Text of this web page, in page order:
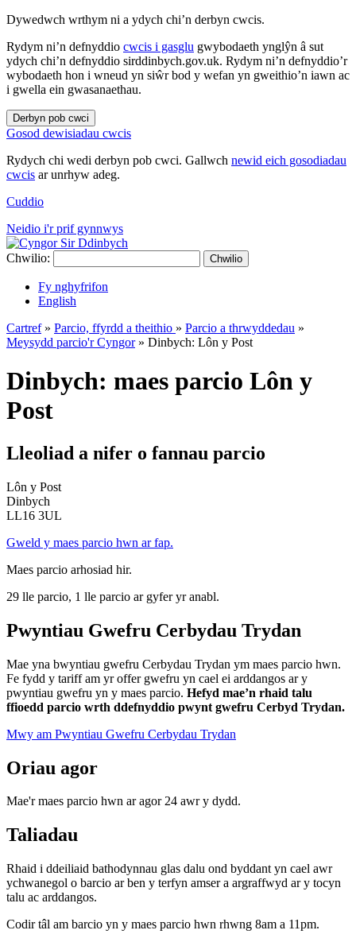
Dywedwch wrthym ni a ydych chi’n derbyn cwcis.
Rydym ni’n defnyddio cwcis i gasglu gwybodaeth ynglŷn â sut
ydych chi’n defnyddio sirddinbych.gov.uk. Rydym ni’n defnyddio’r
wybodaeth hon i wneud yn siŵr bod y wefan yn gweithio’n iawn ac
i gwella ein gwasanaethau.
Derbyn pob cwci
Gosod dewisiadau cwcis
Rydych chi wedi derbyn pob cwci. Gallwch newid eich gosodiadau
cwcis ar unrhyw adeg.
Cuddio
Neidio i'r prif gynnwys
Chwilio: Chwilio
Fy nghyfrifon
English
Cartref» Parcio, ffyrdd a theithio » Parcio a thrwyddedau »
Meysydd parcio'r Cyngor» Dinbych: Lôn y Post
Dinbych: maes parcio Lôn y
Post
Lleoliad a nifer o fannau parcio
Lôn y Post
Dinbych
LL16 3UL
Gweld y maes parcio hwn ar fap.
Maes parcio arhosiad hir.
29 lle parcio, 1 lle parcio ar gyfer yr anabl.
Pwyntiau Gwefru Cerbydau Trydan
Mae yna bwyntiau gwefru Cerbydau Trydan ym maes parcio hwn.
Fe fydd y tariff am yr offer gwefru yn cael ei arddangos ar y
pwyntiau gwefru yn y maes parcio. Hefyd mae’n rhaid talu
ffioedd parcio wrth ddefnyddio pwynt gwefru Cerbyd Trydan.
Mwy am Pwyntiau Gwefru Cerbydau Trydan
Oriau agor
Mae'r maes parcio hwn ar agor 24 awr y dydd.
Taliadau
Rhaid i ddeiliaid bathodynnau glas dalu ond byddant yn cael awr
ychwanegol o barcio ar ben y terfyn amser a argraffwyd ar y tocyn
talu ac arddangos.
Codir tâl am barcio yn y maes parcio hwn rhwng 8am a 11pm.